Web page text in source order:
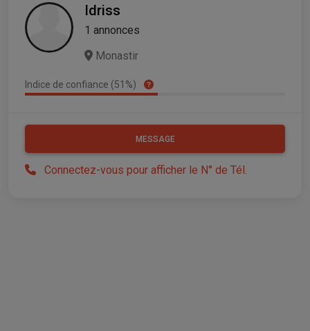
Idriss
1 annonces
Monastir
Indice de confiance (51%)
MESSAGE
Connectez-vous pour afficher le N° de Tél.